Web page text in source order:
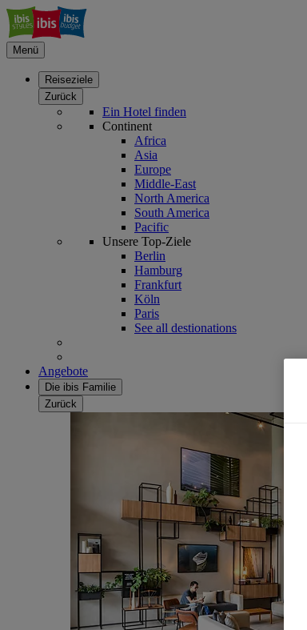
Menü
Reiseziele
Zurück
Ein Hotel finden
Continent
Africa
Asia
Europe
Middle-East
North America
South America
Pacific
Unsere Top-Ziele
Berlin
Hamburg
Frankfurt
Köln
Paris
See all destionations
Angebote
Die ibis Familie
Zurück